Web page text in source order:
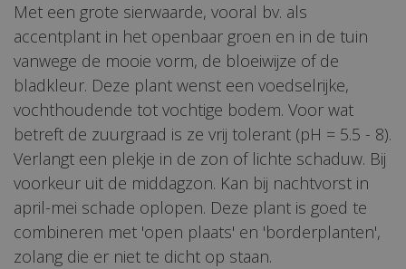
Met een grote sierwaarde, vooral bv. als
accentplant in het openbaar groen en in de tuin
vanwege de mooie vorm, de bloeiwijze of de
bladkleur. Deze plant wenst een voedselrijke,
vochthoudende tot vochtige bodem. Voor wat
betreft de zuurgraad is ze vrij tolerant (pH = 5.5 - 8).
Verlangt een plekje in de zon of lichte schaduw. Bij
voorkeur uit de middagzon. Kan bij nachtvorst in
april-mei schade oplopen. Deze plant is goed te
combineren met 'open plaats' en 'borderplanten',
zolang die er niet te dicht op staan.